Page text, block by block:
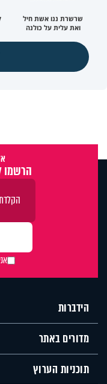
שרשרת ננו אשת חיל
ואת עלית על כולנה
הרשמו
הידברות
מדורים באתר
תוכניות הערוץ